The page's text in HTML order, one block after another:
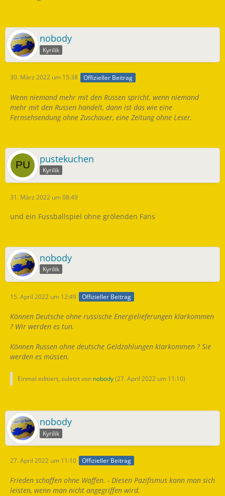
nobody
Kyrilik
30. März 2022 um 15:38 Offizieller Beitrag
Wenn niemand mehr mit den Russen spricht, wenn niemand
mehr mit den Russen handelt, dann ist das wie eine
Fernsehsendung ohne Zuschauer, eine Zeitung ohne Leser.
pustekuchen
Kyrilik
31. März 2022 um 08:49
und ein Fussballspiel ohne grölenden Fans
nobody
Kyrilik
15. April 2022 um 12:49 Offizieller Beitrag
Können Deutsche ohne russische Energielieferungen klarkommen
? Wir werden es tun.
Können Russen ohne deutsche Geldzahlungen klarkommen ? Sie
werden es müssen.
Einmal editiert, zuletzt von nobody(27. April 2022 um 11:10)
nobody
Kyrilik
27. April 2022 um 11:10 Offizieller Beitrag
Frieden schaffen ohne Waffen. - Diesen Pazifismus kann man sich
leisten, wenn man nicht angegriffen wird.